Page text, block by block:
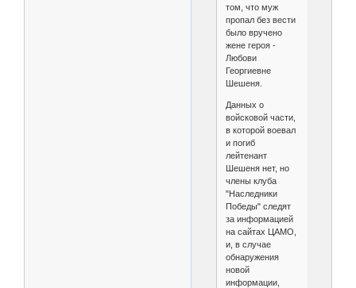
том, что муж
пропал без вести
было вручено
жене героя -
Любови
Георгиевне
Шешеня.
Данных о
войсковой части,
в которой воевал
и погиб
лейтенант
Шешеня нет, но
члены клуба
"Наследники
Победы" следят
за информацией
на сайтах ЦАМО,
и, в случае
обнаружения
новой
информации,